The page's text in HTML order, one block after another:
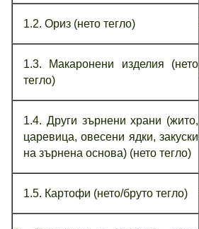
1.2. Ориз (нето тегло)
1.3. Макаронени изделия (нето
тегло)
1.4. Други зърнени храни (жито,
царевица, овесени ядки, закуски
на зърнена основа) (нето тегло)
1.5. Картофи (нето/бруто тегло)